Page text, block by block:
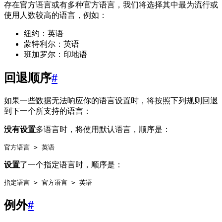
存在官方语言或有多种官方语言，我们将选择其中最为流行或
使用人数较高的语言，例如：
纽约：英语
蒙特利尔：英语
班加罗尔：印地语
回退顺序#
如果一些数据无法响应你的语言设置时，将按照下列规则回退
到下一个所支持的语言：
没有设置多语言时，将使用默认语言，顺序是：
设置了一个指定语言时，顺序是：
例外#